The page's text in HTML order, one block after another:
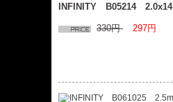
INFINITY B05214
330円 297円